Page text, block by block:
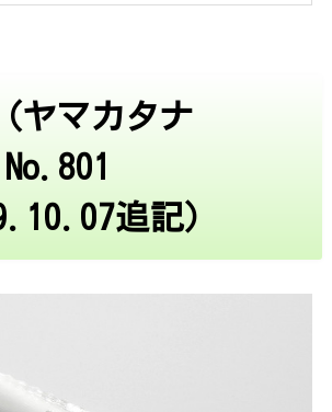
ヤマカタナ
追記）